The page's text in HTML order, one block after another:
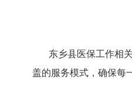
东乡县医保工作相
盖的服务模式，确保每